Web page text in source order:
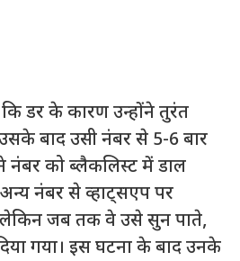
डर के कारण उन्होंने तुरंत
बाद उसी नंबर से 5-6 बार
को ब्लैकलिस्ट में डाल
नंबर से व्हाट्सएप पर
जब तक वे उसे सुन पाते,
गया। इस घटना के बाद उनके